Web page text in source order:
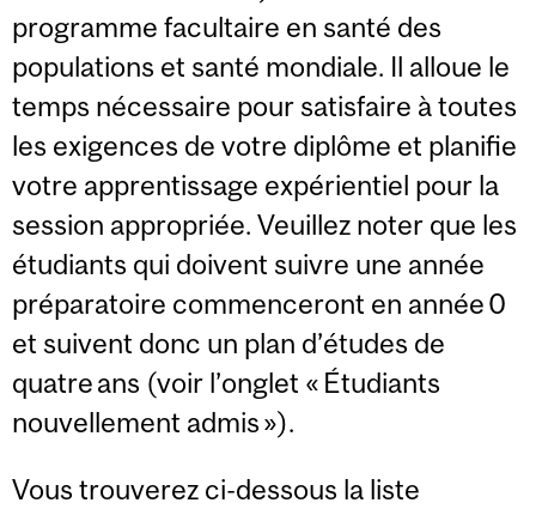
programme facultaire en santé des
populations et santé mondiale. Il alloue le
temps nécessaire pour satisfaire à toutes
les exigences de votre diplôme et planifie
votre apprentissage expérientiel pour la
session appropriée. Veuillez noter que les
étudiants qui doivent suivre une année
préparatoire commenceront en année 0
et suivent donc un plan d’études de
quatre ans (voir l’onglet « Étudiants
nouvellement admis »).
Vous trouverez ci-dessous la liste